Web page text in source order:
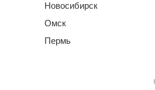
Новосибирск
Омск
Пермь